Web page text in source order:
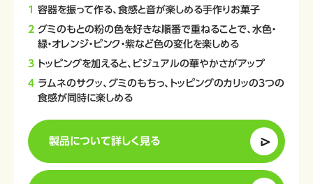
容器を振って作る、食感と音が楽しめる手作りお菓子
グミのもとの粉の色を好きな順番で重ねることで、水色・
緑・オレンジ・ピンク・紫など色の変化を楽しめる
トッピングを加えると、ビジュアルの華やかさがアップ
ラムネのサクッ、グミのもちっ、トッピングのカリッの3つの
食感が同時に楽しめる
製品について詳しく見る